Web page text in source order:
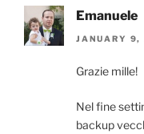
Emanuele
JANUARY 9,
Grazie mille!
Nel fine
backup